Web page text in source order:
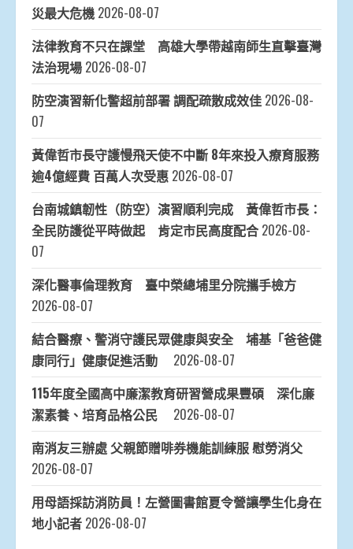
災最大危機 2026-08-07
法律教育不只在課堂 高雄大學帶越南師生直擊臺灣
法治現場 2026-08-07
防空演習新化警超前部署 調配疏散成效佳 2026-08-
07
黃偉哲市長守護慢飛天使不中斷 8年來投入療育服務
逾4億經費 百萬人次受惠 2026-08-07
台南城鎮韌性（防空）演習順利完成 黃偉哲市長：
全民防護從平時做起 肯定市民高度配合 2026-08-
07
深化醫事倫理教育 臺中榮總埔里分院攜手檢方
2026-08-07
結合醫療、警消守護民眾健康與安全 埔基「爸爸健
康同行」健康促進活動
2026-08-07
115年度全國高中廉潔教育研習營成果豐碩 深化廉
潔素養、培育品格公民
2026-08-07
南消友三辦處 父親節贈啡券機能訓練服 慰勞消父
2026-08-07
用母語採訪消防員！左營圖書館夏令營讓學生化身在
地小記者 2026-08-07